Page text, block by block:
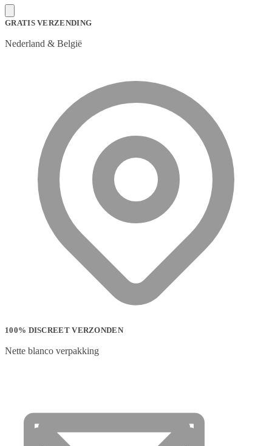
GRATIS VERZENDING
Nederland & België
100% DISCREET VERZONDEN
Nette blanco verpakking